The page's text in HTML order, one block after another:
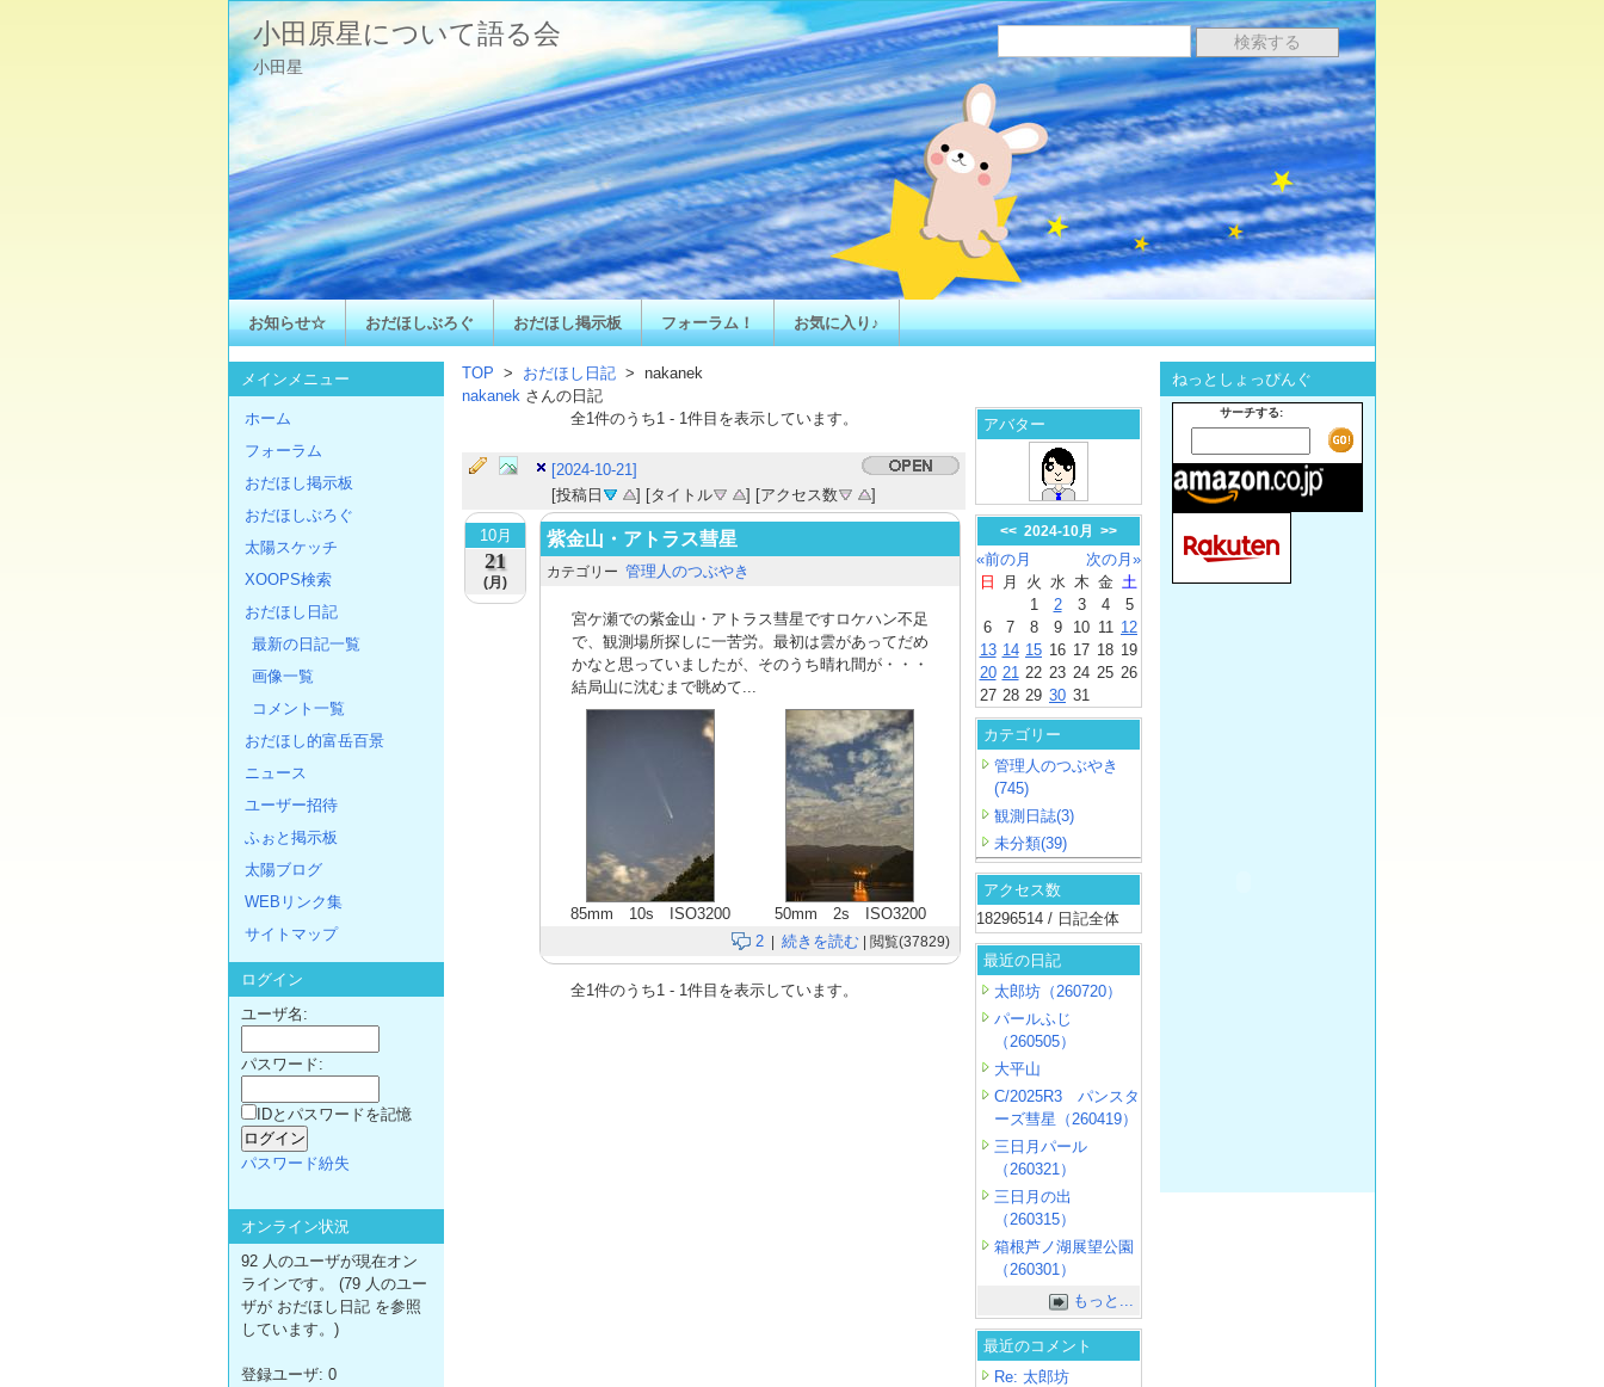
小田原星について語る会
小田星
お知らせ☆ おだほしぶろぐ おだほし掲示板 フォーラム！ お気に入り♪
TOP > おだほし日記 > nakanek
nakanek さんの日記
全1件のうち1- 1件目を表示しています。
[2024-10-21]
[投稿日
] [タイトル ] [アクセス数 ]
10月
21
(月)
紫金山・アトラス彗星
カテゴリー 管理人のつぶやき
宮ケ瀬での紫金山・アトラス彗星ですロケハン不足
で、観測場所探しに一苦労。最初は雲があってだめ
かなと思っていましたが、そのうち晴れ間が・・・
結局山に沈むまで眺めて...
85mm 10s ISO3200
50mm 2s ISO3200
2 | 続きを読む | 閲覧(37829)
全1件のうち1- 1件目を表示しています。
アバター
<< 2024-10月 >>
«前の月
次の月»
日
月 火 水 木 金 土
1
2 3 4
5
6
7 8 9 10 11 12
13 14 15 16 17 18 19
20 21 22 23 24 25 26
27 28 29 30 31
カテゴリー
管理人のつぶやき
(745)
観測日誌(3)
未分類(39)
アクセス数
18296514 / 日記全体
最近の日記
太郎坊（260720）
パールふじ
（260505）
大平山
C/2025R3 パンスタ
ーズ彗星（260419）
三日月パール
（260321）
三日月の出
（260315）
箱根芦ノ湖展望公園
（260301）
もっと...
最近のコメント
Re: 太郎坊
メインメニュー
ホーム
フォーラム
おだほし掲示板
おだほしぶろぐ
太陽スケッチ
XOOPS検索
おだほし日記
最新の日記一覧
画像一覧
コメント一覧
おだほし的富岳百景
ニュース
ユーザー招待
ふぉと掲示板
太陽ブログ
WEBリンク集
サイトマップ
ログイン
ユーザ名:
パスワード:
IDとパスワードを記憶
パスワード紛失
オンライン状況
92 人のユーザが現在オン
ラインです。 (79 人のユー
ザが おだほし日記 を参照
しています。)
登録ユーザ: 0
ねっとしょっぴんぐ
サーチする: